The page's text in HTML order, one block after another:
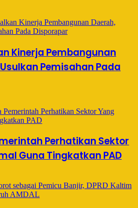
Kinerja Pembangunan
Pemisahan Pada
Perhatikan Sektor
Guna Tingkatkan PAD